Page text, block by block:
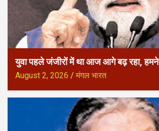
युवा पहले जंजीरों में था आज आगे बढ़ रहा, हमने
August 2, 2026 मंगल भारत